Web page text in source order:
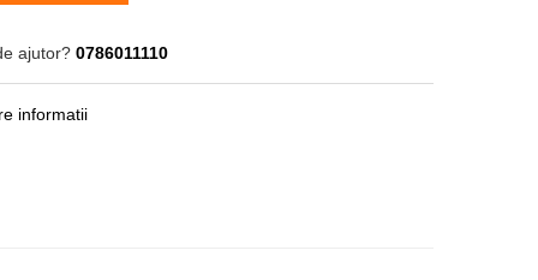
ajutor? 0786011110
informatii